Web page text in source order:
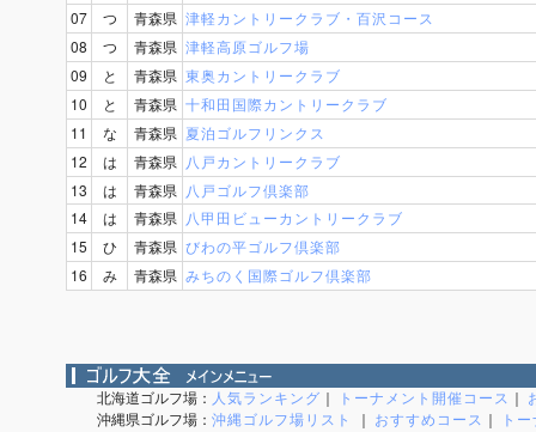
07
つ 青森県 津軽カントリークラブ・百沢コース
08
つ 青森県 津軽高原ゴルフ場
09
と 青森県 東奥カントリークラブ
10
と 青森県 十和田国際カントリークラブ
11
な 青森県 夏泊ゴルフリンクス
12
は 青森県 八戸カントリークラブ
13
は 青森県 八戸ゴルフ倶楽部
14
は 青森県 八甲田ビューカントリークラブ
15
ひ 青森県 びわの平ゴルフ倶楽部
16
み 青森県 みちのく国際ゴルフ倶楽部
北海道ゴルフ場 ： 人気ランキング トーナメント開催コース
沖縄県ゴルフ場 ： 沖縄ゴルフ場リスト おすすめコース
ト